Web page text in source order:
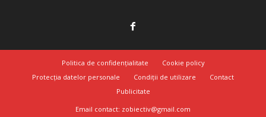
Politica de confidențialitate
Cookie policy
Protecția datelor personale
Condiții de utilizare
Contact
Publicitate
Email contact: zobiectiv@gmail.com